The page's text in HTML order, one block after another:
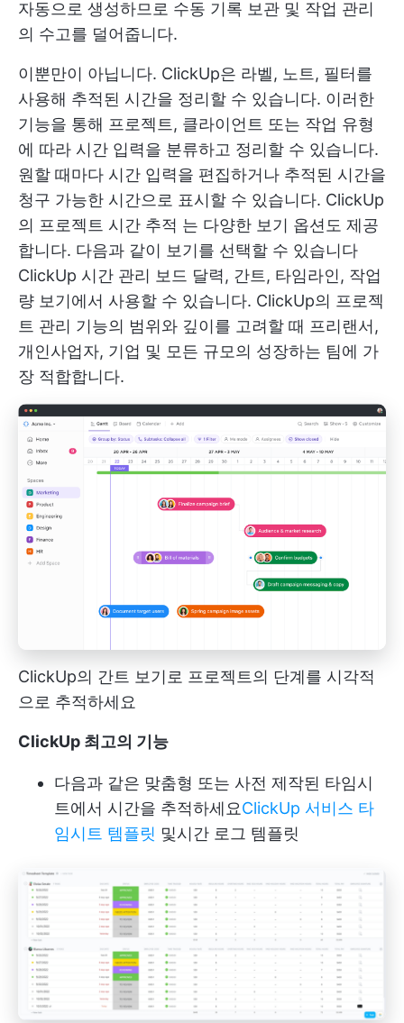
자동으로 생성하므로 수동 기록 보관 및 작업 관리
의 수고를 덜어줍니다.
이뿐만이 아닙니다. ClickUp은 라벨, 노트, 필터를
사용해 추적된 시간을 정리할 수 있습니다. 이러한
기능을 통해 프로젝트, 클라이언트 또는 작업 유형
에 따라 시간 입력을 분류하고 정리할 수 있습니다.
원할 때마다 시간 입력을 편집하거나 추적된 시간을
청구 가능한 시간으로 표시할 수 있습니다. ClickUp
의 프로젝트 시간 추적 는 다양한 보기 옵션도 제공
합니다. 다음과 같이 보기를 선택할 수 있습니다
ClickUp 시간 관리 보드 달력, 간트, 타임라인, 작업
량 보기에서 사용할 수 있습니다. ClickUp의 프로젝
트 관리 기능의 범위와 깊이를 고려할 때 프리랜서,
개인사업자, 기업 및 모든 규모의 성장하는 팀에 가
장 적합합니다.
ClickUp의 간트 보기로 프로젝트의 단계를 시각적
으로 추적하세요
ClickUp 최고의 기능
다음과 같은 맞춤형 또는 사전 제작된 타임시
트에서 시간을 추적하세요ClickUp 서비스 타
임시트 템플릿 및시간 로그 템플릿